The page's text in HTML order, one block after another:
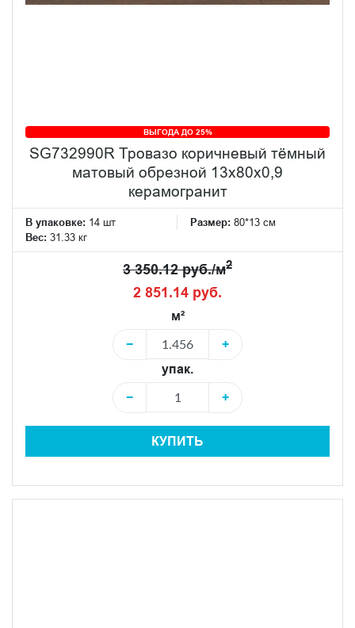
ВЫГОДА ДО 25%
SG732990R Тровазо коричневый тёмный
матовый обрезной 13x80x0,9
керамогранит
В упаковке: 14 шт Размер: 80*13 см
Вес: 31.33 кг
3 350.12 руб./м2
2 851.14 руб.
м²
−
+
упак.
−
+
КУПИТЬ